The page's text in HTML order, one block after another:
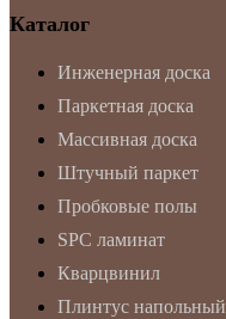
Каталог
Инженерная доска
Паркетная доска
Массивная доска
Штучный паркет
Пробковые полы
SPC ламинат
Кварцвинил
Плинтус напольный